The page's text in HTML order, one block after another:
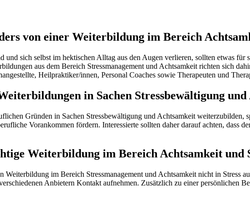
von einer Weiterbildung im Bereich
und sich selbst im hektischen Alltag aus den Augen verlieren, sollten etwas
aus dem Bereich Stressmanagement und Achtsamkeit richten sich
Heilpraktiker/innen, Personal Coaches sowie Therapeuten und
in Sachen Stressbewältigung
Gründen in Sachen Stressbewältigung und Achtsamkeit
Vorankommen fördern. Interessierte sollten daher darauf achten,
Weiterbildung im Bereich Achtsamkeit und
Weiterbildung im Bereich Stressmanagement und Achtsamkeit nicht in Stress
Anbietern Kontakt aufnehmen. Zusätzlich zu einer persönlichen